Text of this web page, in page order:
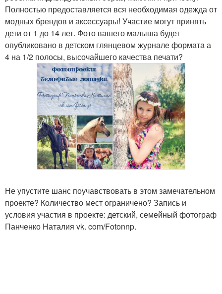
Полностью предоставляется вся необходимая одежда от
модных брендов и аксессуары! Участие могут принять
дети от 1 до 14 лет. Фото вашего малыша будет
опубликовано в детском глянцевом журнале формата а
4 на 1/2 полосы, высочайшего качества печати?
Не упустите шанс поучавствовать в этом замечательном
проекте? Количество мест ограничено? Запись и
условия участия в проекте: детский, семейный фотограф
Панченко Наталия vk. com/Fotonnp.